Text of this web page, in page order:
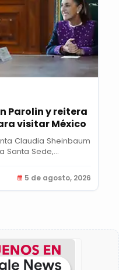
Parolin y reitera
visitar México
Claudia Sheinbaum
Santa Sede,...
5 de agosto, 2026